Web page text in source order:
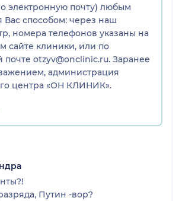
электронную почту) любым
Вас способом: через наш
номера телефонов указаны на
сайте клиники, или по
почте otzyv@onclinic.ru. Заранее
администрация
центра «ОН КЛИНИК».
Путин -вор?